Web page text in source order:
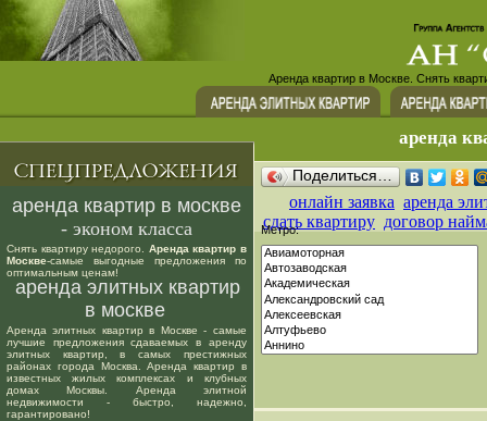
Аренда квартир в Москве. Снять
аренда
аренда квартир в москве
- эконом класса
Снять квартиру недорого. Аренда квартир в
Москве-самые выгодные предложения по
оптимальным ценам!
аренда элитных квартир
в москве
Аренда элитных квартир в Москве - самые
лучшие предложения сдаваемых в аренду
элитных квартир, в самых престижных
районах города Москва. Аренда квартир в
известных жилых комплексах и клубных
домах Москвы. Аренда элитной
недвижимости - быстро, надежно,
гарантировано!
Поделиться…
онлайн заявка аренда
сдать квартиру договор
Метро: